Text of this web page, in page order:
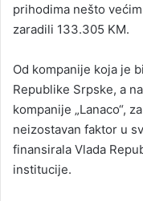
prihodima nešto
zaradili 133.305 KM.
Od kompanije koja je
Republike Srpske, a
kompanije „Lanaco“,
neizostavan faktor u
finansirala Vlada
institucije.